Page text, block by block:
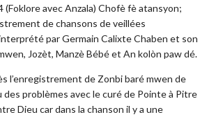
(Foklore avec Anzala) Chofè fè atansyon;
de chansons de veillées
par Germain Calixte Chaben et son
Jozèt, Manzè Bébé et An kolòn paw dé.
l’enregistrement de Zonbi baré mwen de
des problèmes avec le curé de Pointe à Pitre
Dieu car dans la chanson il y a une